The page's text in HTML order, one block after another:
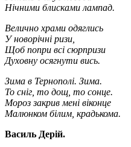
Нічними блисками лампад.
Велично храми одяглись
У новорічні ризи,
Щоб попри всі сюрпризи
Духовну осягнути вись.
Зима в Тернополі. Зима.
То сніг, то дощ, то сонце.
Мороз закрив мені віконце
Малюнком білим, крадькома.
Василь Дерій.